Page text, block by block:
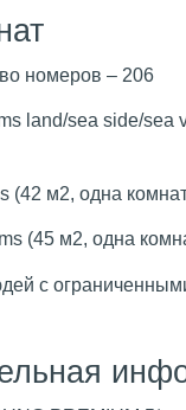
номеров – 206
land/sea side/sea
(42 м2, одна
(45 м2, одна
с